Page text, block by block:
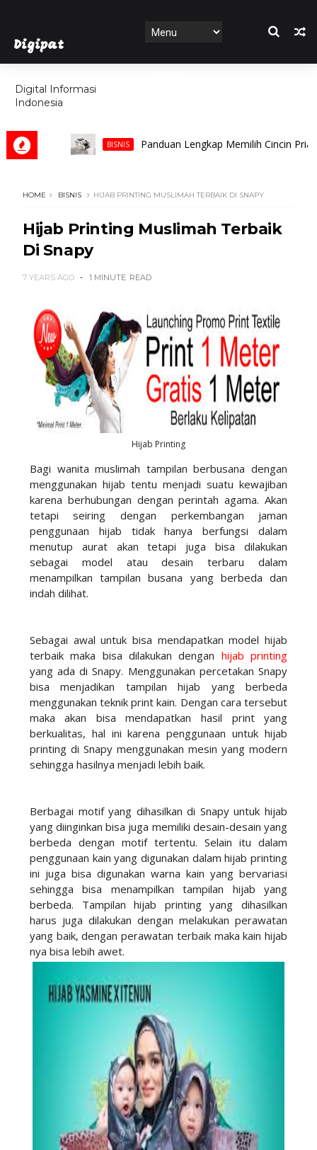
Digipat
Digital Informasi
Indonesia
FEATURES
BISNIS Panduan Lengkap Memilih Cincin Pria
HOME BISNIS HIJAB PRINTING MUSLIMAH TERBAIK DI SNAPY
Hijab Printing Muslimah Terbaik
Di Snapy
7 YEARS AGO 1 MINUTE READ
Hijab Printing
Bagi wanita muslimah tampilan berbusana dengan
menggunakan hijab tentu menjadi suatu kewajiban
karena berhubungan dengan perintah agama. Akan
tetapi seiring dengan perkembangan jaman
penggunaan hijab tidak hanya berfungsi dalam
menutup aurat akan tetapi juga bisa dilakukan
sebagai model atau desain terbaru dalam
menampilkan tampilan busana yang berbeda dan
indah dilihat.
Sebagai awal untuk bisa mendapatkan model hijab
terbaik maka bisa dilakukan dengan hijab printing
yang ada di Snapy. Menggunakan percetakan Snapy
bisa menjadikan tampilan hijab yang berbeda
menggunakan teknik print kain. Dengan cara tersebut
maka akan bisa mendapatkan hasil print yang
berkualitas, hal ini karena penggunaan untuk hijab
printing di Snapy menggunakan mesin yang modern
sehingga hasilnya menjadi lebih baik.
Berbagai motif yang dihasilkan di Snapy untuk hijab
yang diinginkan bisa juga memiliki desain-desain yang
berbeda dengan motif tertentu. Selain itu dalam
penggunaan kain yang digunakan dalam hijab printing
ini juga bisa digunakan warna kain yang bervariasi
sehingga bisa menampilkan tampilan hijab yang
berbeda. Tampilan hijab printing yang dihasilkan
harus juga dilakukan dengan melakukan perawatan
yang baik, dengan perawatan terbaik maka kain hijab
nya bisa lebih awet.